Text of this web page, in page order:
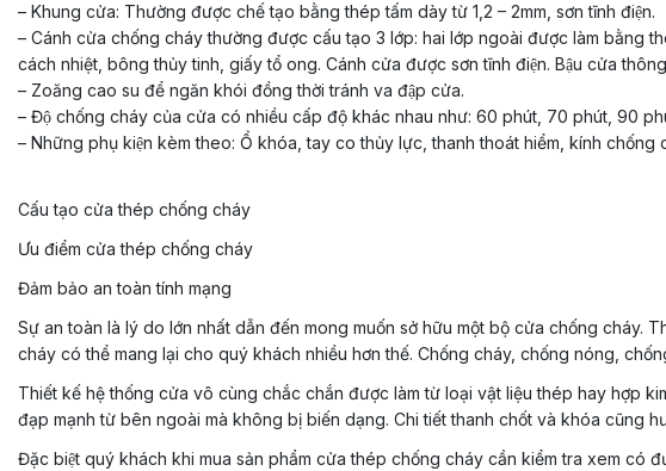
– Khung cửa: Thường được chế tạo bằng thép tấm dày từ 1,2 – 2mm, sơn tĩnh điện.
– Cánh cửa chống cháy thường được cấu tạo 3 lớp: hai lớp ngoài được làm bằng
cách nhiệt, bông thủy tinh, giấy tổ ong. Cánh cửa được sơn tĩnh điện. Bậu cửa
– Zoăng cao su để ngăn khói đồng thời tránh va đập cửa.
– Độ chống cháy của cửa có nhiều cấp độ khác nhau như: 60 phút, 70 phút, 90
– Những phụ kiện kèm theo: Ổ khóa, tay co thủy lực, thanh thoát hiểm, kính chống
Cấu tạo cửa thép chống cháy
Ưu điểm cửa thép chống cháy
Đảm bảo an toàn tính mạng
Sự an toàn là lý do lớn nhất dẫn đến mong muốn sở hữu một bộ cửa chống cháy.
cháy có thể mang lại cho quý khách nhiều hơn thế. Chống cháy, chống nóng,
Thiết kế hệ thống cửa vô cùng chắc chắn được làm từ loại vật liệu thép hay hợp
đạp mạnh từ bên ngoài mà không bị biến dạng. Chi tiết thanh chốt và khóa cũng
Đặc biệt quý khách khi mua sản phẩm cửa thép chống cháy cần kiểm tra xem có